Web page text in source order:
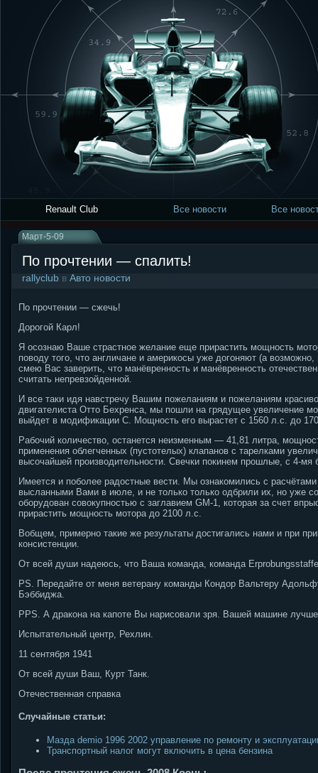
Renault Club Все новости Все
Март-5-09
По прочтении — спалить!
rallyclub в Авто новости
По прочтении — сжечь!
Дорогой Карл!
Я осознаю Ваше страстное желание еще прирастить мощность
поводу того, что англичане и америкосы уже догоняют (а
смею Вас заверить, что манёвренность и манёвренность
считать непревзойденной.
И все таки идя навстречу Вашим пожеланиям и пожеланиям
двигателиста Отто Бехренса, мы пошли на грядущее увеличение
выйдет в модификации С. Мощность его вырастет с 1560 л.с. до
Рабочий количество, останется неизменным — 41,81 литра,
применения облегченных (пустотелых) клапанов с тарелками
высочайшей производительности. Свечки покинем прошлые, с 4-мя
Имеется и поболее радостные вести. Мы ознакомились с
высланными Вами в июле, и не только только одбрили их, но уже
оборудован совокупностью с заглавием GM-1, которая за счет
прирастить мощность мотора до 2100 л.с.
Вобщем, примерно такие же результаты достигались нами и при
консистенции.
От всей души надеюсь, что Ваша команда, команда
PS. Передайте от меня ветерану команды Кондор Вальтеру
Бэббиджа.
PPS. А дракона на капоте Вы нарисовали зря. Вашей машине
Испытательный центр, Рехлин.
11 сентября 1941
От всей души Ваш, Курт Танк.
Отечественная справка
Случайные статьи:
Мазда demio 1996 2002 управление по ремонту и
Транспортный налог могут включить в цена бензина